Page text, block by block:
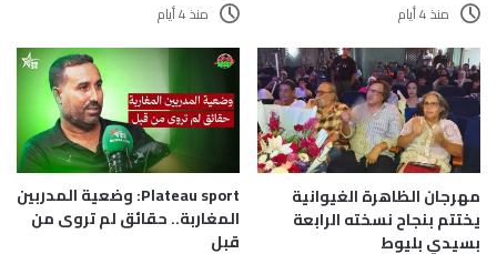
منذ 4 أيام منذ 4 أيام
مهرجان الظاهرة الغيوانية
يختتم بنجاح نسخته الرابعة
بسيدي بليوط
Plateau sport: وضعية المدربين
المغاربة.. حقائق لم تروى من
قبل